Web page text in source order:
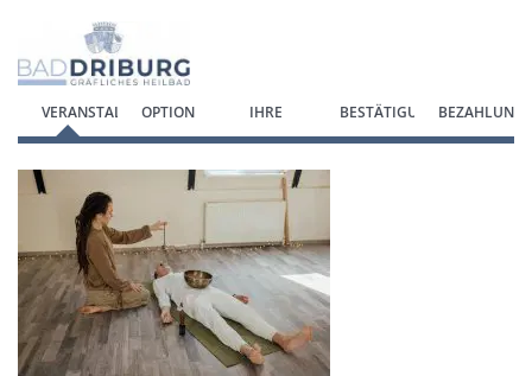
VERANSTALTUNGOPTION IHRE BESTÄTIGUNG BEZAHLUNG